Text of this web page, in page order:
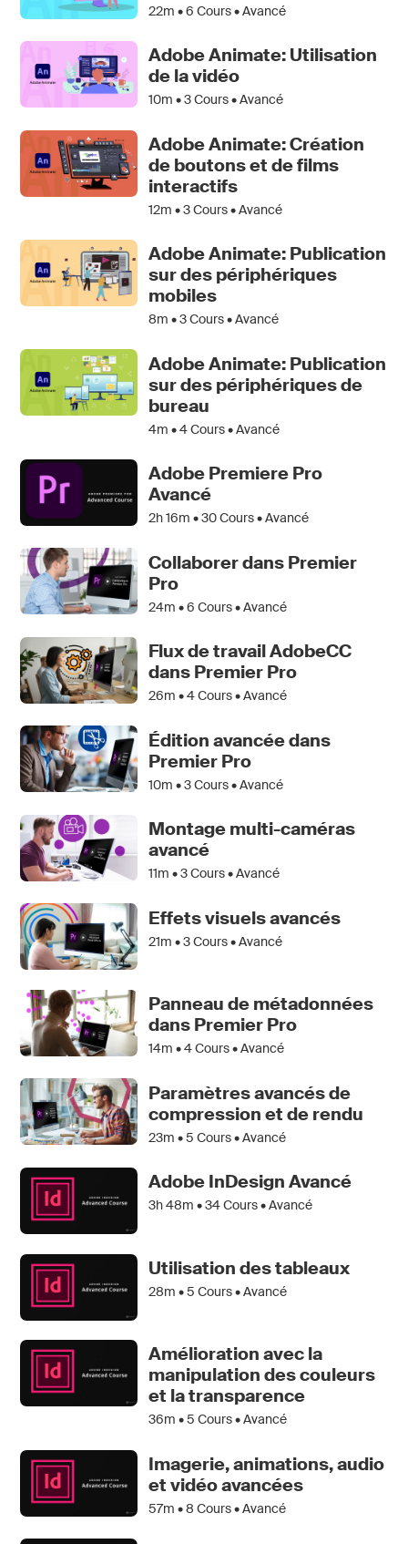
22m •6 Cours • Avancé
Adobe Animate: Utilisation
de la vidéo
10m •3Cours • Avancé
Adobe Animate: Création
de boutons et de films
interactifs
12m •3Cours • Avancé
Adobe Animate: Publication
sur des périphériques
mobiles
8m •3Cours • Avancé
Adobe Animate: Publication
sur des périphériques de
bureau
4m •4Cours • Avancé
Adobe Premiere Pro
Avancé
2h 16m •30Cours • Avancé
Collaborer dans Premier
Pro
24m •6 Cours • Avancé
Flux de travail AdobeCC
dans Premier Pro
26m •4Cours • Avancé
Édition avancée dans
Premier Pro
10m •3Cours • Avancé
Montage multi-caméras
avancé
11m •3Cours • Avancé
Effets visuels avancés
21m •3Cours • Avancé
Panneau de métadonnées
dans Premier Pro
14m •4Cours • Avancé
Paramètres avancés de
compression et de rendu
23m •5 Cours • Avancé
Adobe InDesign Avancé
3h 48m •34Cours • Avancé
Utilisation des tableaux
28m •5 Cours • Avancé
Amélioration avec la
manipulation des couleurs
et la transparence
36m •5 Cours • Avancé
Imagerie, animations, audio
et vidéo avancées
57m •8 Cours • Avancé